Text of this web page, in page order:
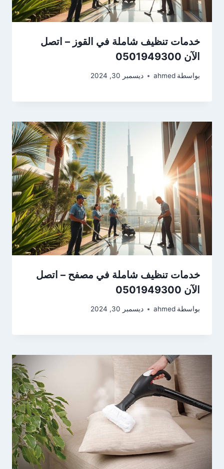
خدمات تنظيف شاملة في القوز – اتصل
الآن 0501949300
بواسطة ahmed ديسمبر 30, 2024
خدمات تنظيف شاملة في مصفح – اتصل
الآن 0501949300
بواسطة ahmed ديسمبر 30, 2024